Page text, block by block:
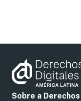
Sobre a Derechos